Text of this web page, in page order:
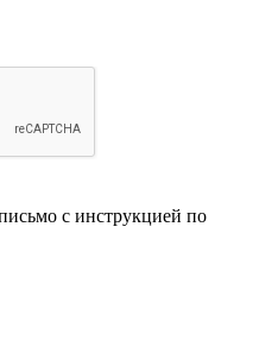
с инструкцией по